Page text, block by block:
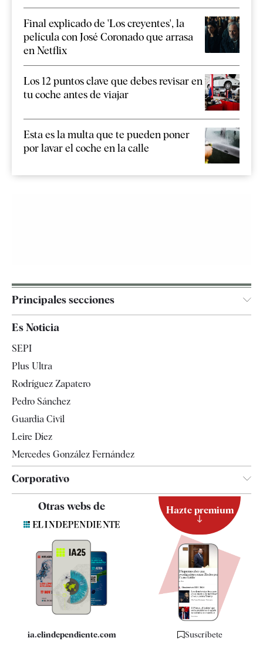
Final explicado de 'Los creyentes', la
película con José Coronado que arrasa
en Netflix
Los 12 puntos clave que debes revisar en
tu coche antes de viajar
Esta es la multa que te pueden poner
por lavar el coche en la calle
Principales secciones
España
Televisión
Es Noticia
SEPI
Plus Ultra
Rodríguez Zapatero
Pedro Sánchez
Guardia Civil
Leire Díez
Mercedes González Fernández
Corporativo
Contacto
Quiénes somos
Especificaciones
Otras webs de
ia.elindependiente.com
Hazte premium
Suscríbete